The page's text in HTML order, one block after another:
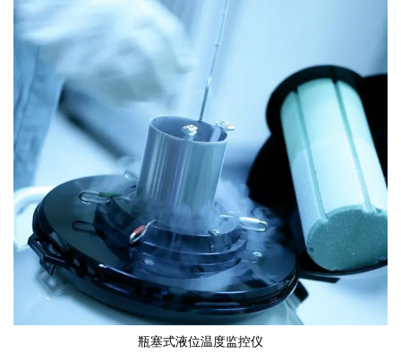
瓶塞式液位温度监控仪